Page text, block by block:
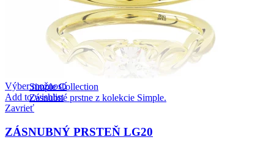
Simple Collection
Zásnubné prstne z kolekcie Simple.
Výber možností
Add to wishlist
Zavrieť
ZÁSNUBNÝ PRSTEŇ LG20